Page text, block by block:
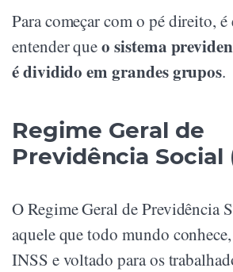
Para começar com o pé direito, é
entender queo sistema
é dividido em grandes grupos.
Regime Geral de
Previdência Social
O Regime Geral de Previdência
aquele que todo mundo
INSS e voltado para os